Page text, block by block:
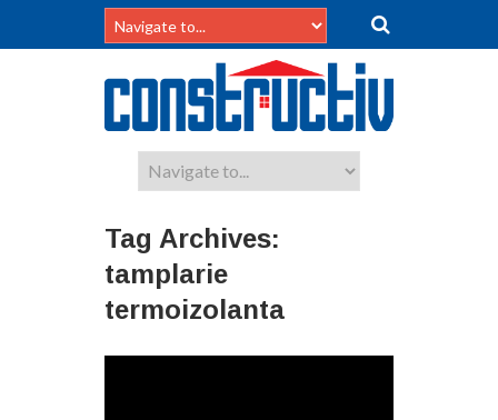
Tag Archives:
tamplarie
termoizolanta